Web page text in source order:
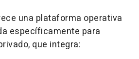
una plataforma operativa
específicamente para
que integra: